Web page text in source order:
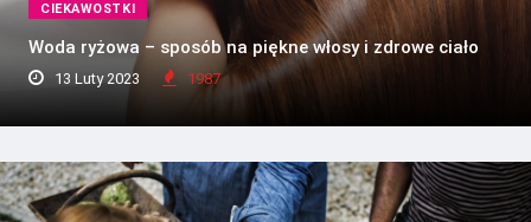
CIEKAWOSTKI
Woda ryżowa – sposób na piękne włosy i zdrowe ciało
13 Luty 2023 1987